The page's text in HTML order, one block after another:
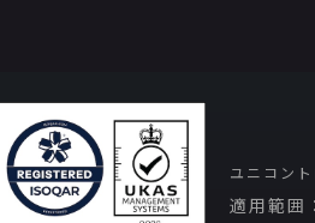
ユニコン
適用範囲